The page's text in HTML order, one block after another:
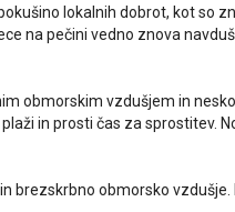
lokalnih dobrot, kot so
na pečini vedno znova
obmorskim vzdušjem in
in prosti čas za sprostitev.
brezskrbno obmorsko vzdušje.